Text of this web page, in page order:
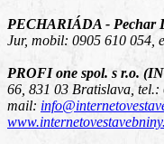
PECHARIÁDA - Pechar
Jur, mobil: 0905 610 054,
PROFI one spol. s r.o.
66, 831 03 Bratislava ,
mail: